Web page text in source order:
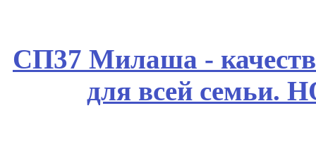
СП37 Милаша -
для всей семьи.